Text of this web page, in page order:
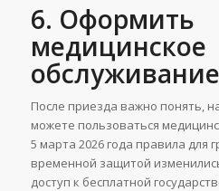
6. Оформить
медицинское
обслуживание
После приезда важно понять,
можете пользоваться
5 марта 2026 года правила для
временной защитой
доступ к бесплатной